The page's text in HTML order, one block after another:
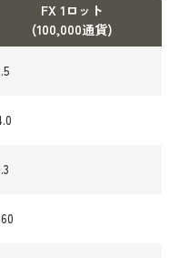
FX 1ロット
(100,000通貨)